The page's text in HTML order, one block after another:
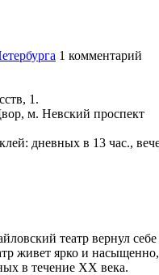
1 комментарий
1.
м. Невский проспект
дневных в 13 час.,
театр вернул
живет ярко и
в течение XX века.